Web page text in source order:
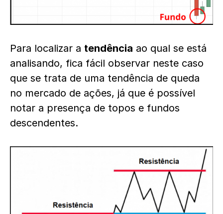
Para localizar a tendência ao qual se está
analisando, fica fácil observar neste caso
que se trata de uma tendência de queda
no mercado de ações, já que é possível
notar a presença de topos e fundos
descendentes.